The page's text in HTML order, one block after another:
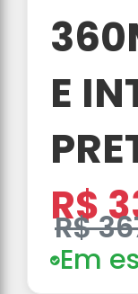
E
R$
R$
Em